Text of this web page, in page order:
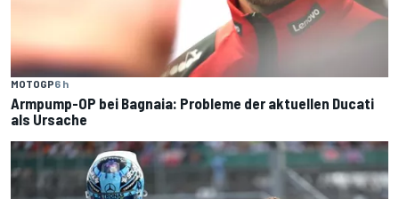
MOTOGP6 h
Armpump-OP bei Bagnaia: Probleme der aktuellen Ducati
als Ursache